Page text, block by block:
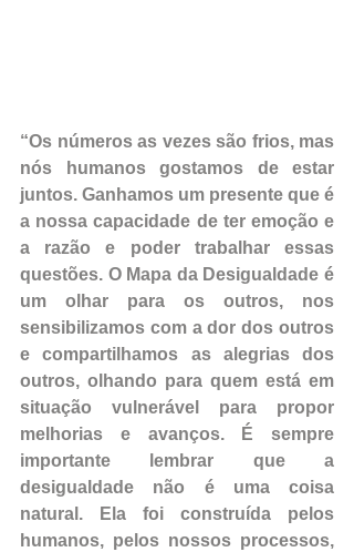
“Os números as vezes são frios, mas
nós humanos gostamos de estar
juntos. Ganhamos um presente que é
a nossa capacidade de ter emoção e
a razão e poder trabalhar essas
questões. O Mapa da Desigualdade é
um olhar para os outros, nos
sensibilizamos com a dor dos outros
e compartilhamos as alegrias dos
outros, olhando para quem está em
situação vulnerável para propor
melhorias e avanços. É sempre
importante lembrar que a
desigualdade não é uma coisa
natural. Ela foi construída pelos
humanos, pelos nossos processos,